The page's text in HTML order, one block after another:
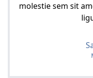
molestie sem sit